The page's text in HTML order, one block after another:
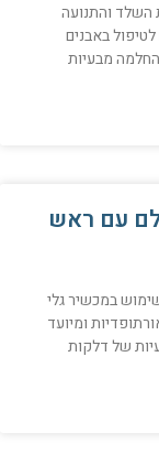
השלד והתנועה
באבנים
מבעיות
עם ראש
במכשיר גלי
ומיועד
של דלקות